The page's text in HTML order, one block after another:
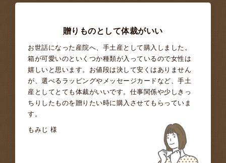
贈りものとして体裁がいい
お世話になった産院へ、手土産として購入しました。
箱が可愛いのといくつか種類が入っているので女性は
嬉しいと思います。お値段は決して安くはありません
が、選べるラッピングやメッセージカードなど、手土
産としてとても体裁がいいです。仕事関係や少しきっ
ちりしたものを贈りたい時に購入させてもらっていま
す。
もみじ 様